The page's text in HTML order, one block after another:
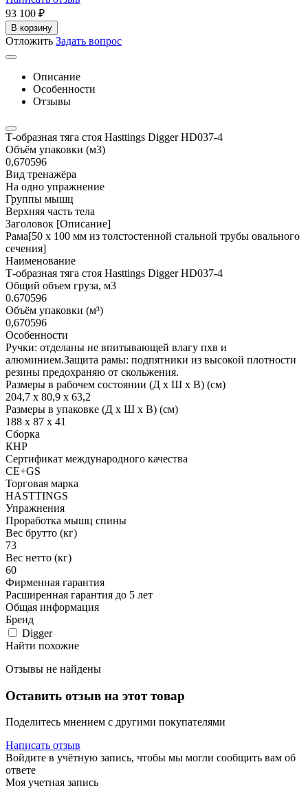
93 100 ₽
В корзину
Отложить Задать вопрос
Описание
Особенности
Отзывы
Т-образная тяга стоя Hasttings Digger HD037-4
Объём упаковки (м3)
0,670596
Вид тренажёра
На одно упражнение
Группы мышц
Верхняя часть тела
Заголовок [Описание]
Рама[50 х 100 мм из толстостенной стальной трубы овального
сечения]
Наименование
Т-образная тяга стоя Hasttings Digger HD037-4
Общий объем груза, м3
0.670596
Объём упаковки (м³)
0,670596
Особенности
Ручки: отделаны не впитывающей влагу пхв и
алюминием.Защита рамы: подпятники из высокой плотности
резины предохраняю от скольжения.
Размеры в рабочем состоянии (Д х Ш х В) (см)
204,7 х 80,9 х 63,2
Размеры в упаковке (Д х Ш х В) (см)
188 х 87 х 41
Сборка
КНР
Сертификат международного качества
CE+GS
Торговая марка
HASTTINGS
Упражнения
Проработка мышц спины
Вес брутто (кг)
73
Вес нетто (кг)
60
Фирменная гарантия
Расширенная гарантия до 5 лет
Общая информация
Бренд
Digger
Найти похожие
Отзывы не найдены
Оставить отзыв на этот товар
Поделитесь мнением с другими покупателями
Написать отзыв
Войдите в учётную запись, чтобы мы могли сообщить вам об
ответе
Моя учетная запись